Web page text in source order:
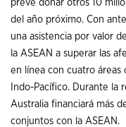
prevé donar otros 10
del año próximo. Con
una asistencia por valor
la ASEAN a superar las
en línea con cuatro áreas
Indo-Pacífico. Durante la
Australia financiará más
conjuntos con la ASEAN.